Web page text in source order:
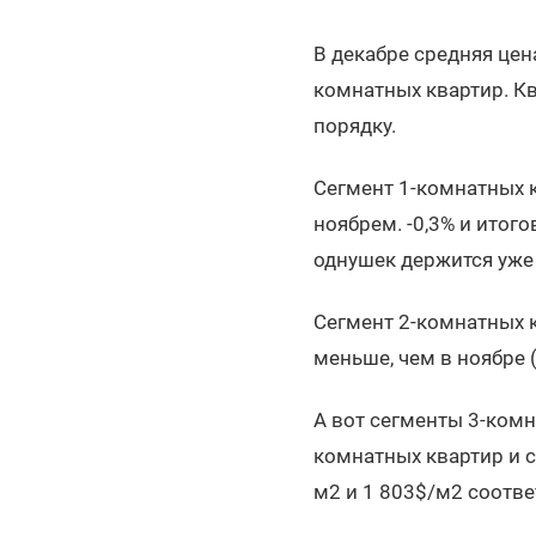
В декабре средняя
комнатных квартир.
порядку.
Сегмент 1-комнатных
ноябрем. -0,3% и
однушек держится
Сегмент 2-комнатных
меньше, чем в ноябре
А вот сегменты 3-
комнатных квартир и
м2 и 1 803$/м2